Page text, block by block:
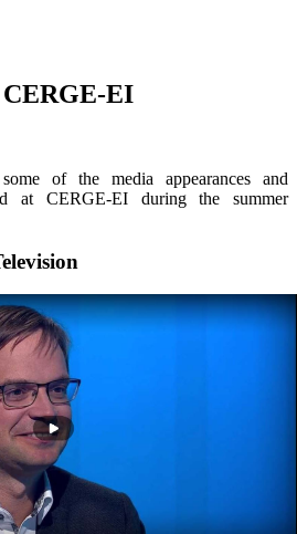
CERGE-EI
of the media appearances and
at CERGE-EI during the summer